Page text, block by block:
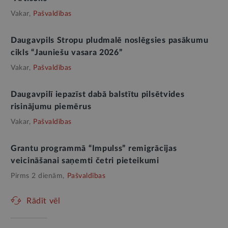
Vakar, Pašvaldības
Daugavpils Stropu pludmalē noslēgsies pasākumu
cikls “Jauniešu vasara 2026”
Vakar, Pašvaldības
Daugavpilī iepazīst dabā balstītu pilsētvides
risinājumu piemērus
Vakar, Pašvaldības
Grantu programmā “Impulss” remigrācijas
veicināšanai saņemti četri pieteikumi
Pirms 2 dienām, Pašvaldības
Rādīt vēl